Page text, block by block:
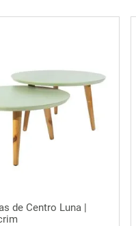
Vista rápida
de Centro Luna |